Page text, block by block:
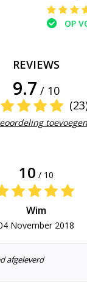
OP
REVIEWS
9.7 / 10
toevoegen
10 / 10
Wim
November 2018
afgeleverd